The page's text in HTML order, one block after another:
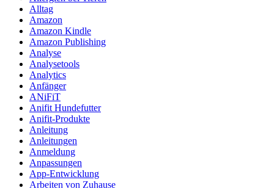
Alltag
Amazon
Amazon Kindle
Amazon Publishing
Analyse
Analysetools
Analytics
Anfänger
ANiFiT
Anifit Hundefutter
Anifit-Produkte
Anleitung
Anleitungen
Anmeldung
Anpassungen
App-Entwicklung
Arbeiten von Zuhause